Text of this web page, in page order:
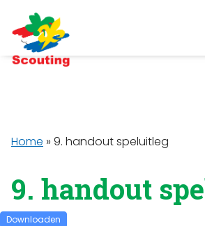
Home » 9. handout speluitleg
9. handout
Downloaden